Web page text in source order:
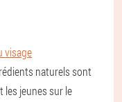
visage
naturels sont
les jeunes sur le